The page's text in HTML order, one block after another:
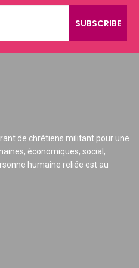
de chrétiens militant pour une
économiques, social,
humaine reliée est au